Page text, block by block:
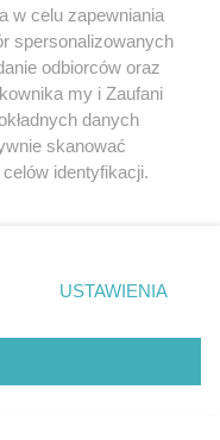
pejoratywnym
cechy osób o
jesteś z niego
aż tak
jak czarnuch czy
dobrze byłoby
ostrożny.
w celu zapewniania
spersonalizowanych
odbiorców oraz
my i Zaufani
danych
skanować
identyfikacji.
prywatności
strony
. Niektóre
się takiemu
zastosowania tylko
USTAWIENIA